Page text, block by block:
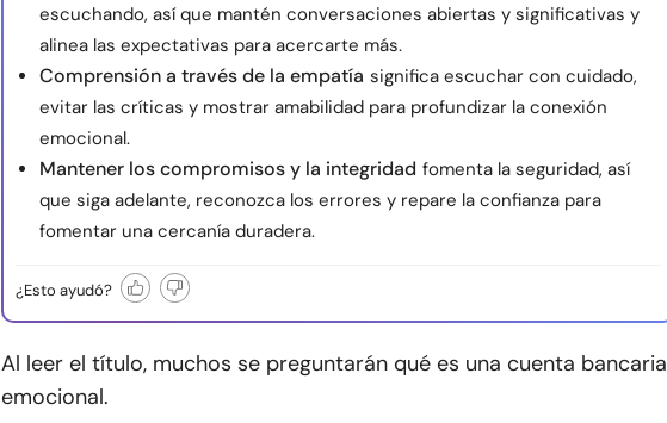
escuchando, así que mantén conversaciones abiertas y significativas y
alinea las expectativas para acercarte más.
Comprensión a través de la empatía significa escuchar con cuidado,
evitar las críticas y mostrar amabilidad para profundizar la conexión
emocional.
Mantener los compromisos y la integridad fomenta la seguridad, así
que siga adelante, reconozca los errores y repare la confianza para
fomentar una cercanía duradera.
¿Esto ayudó?
Al leer el título, muchos se preguntarán qué es una cuenta bancaria
emocional.